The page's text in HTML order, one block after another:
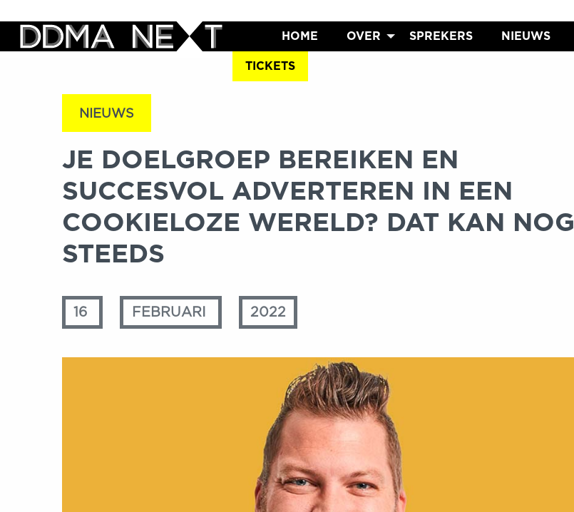
HOME OVER SPREKERS NIEUWS
TICKETS
NIEUWS
JE DOELGROEP BEREIKEN EN
SUCCESVOL ADVERTEREN IN EEN
COOKIELOZE WERELD? DAT KAN NOG
STEEDS
16 FEBRUARI 2022